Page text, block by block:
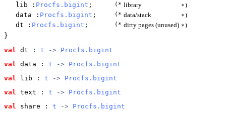
lib : Procfs.bigint ; (* library *)
data : Procfs.bigint ; (* data/stack *)
dt : Procfs.bigint ; (* dirty pages (unused) *)
}
val dt : t -> Procfs.bigint
val
data : t -> Procfs.bigint
val
lib : t -> Procfs.bigint
val
text : t -> Procfs.bigint
val
share : t -> Procfs.bigint